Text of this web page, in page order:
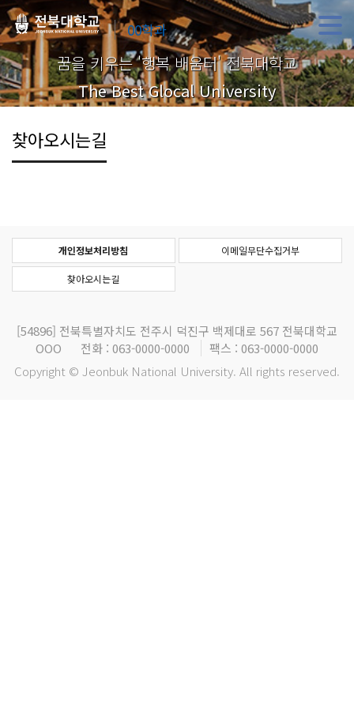
00학과
꿈을 키우는 '행복 배움터' 전북대학교
The Best Glocal University
찾아오시는길
개인정보처리방침 이메일무단수집거부
찾아오시는길
[54896] 전북특별자치도 전주시 덕진구 백제대로 567 전북대학교
OOO
전화 : 063-0000-0000
팩스 : 063-0000-0000
Copyright © Jeonbuk National University. All rights reserved.